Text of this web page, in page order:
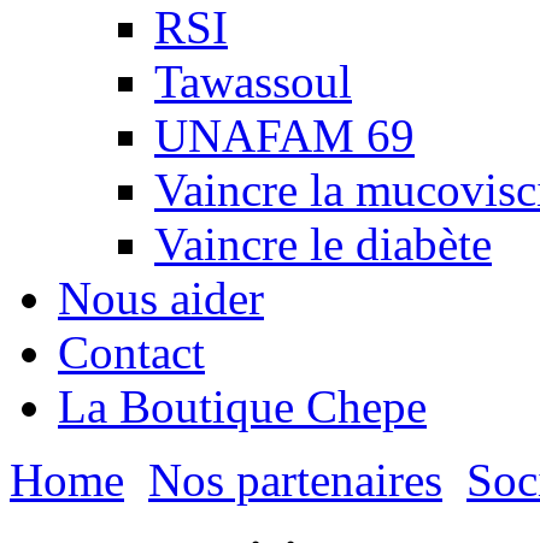
RSI
Tawassoul
UNAFAM 69
Vaincre la
Vaincre le diabète
Nous aider
Contact
La Boutique Chepe
Home Nos partenaires